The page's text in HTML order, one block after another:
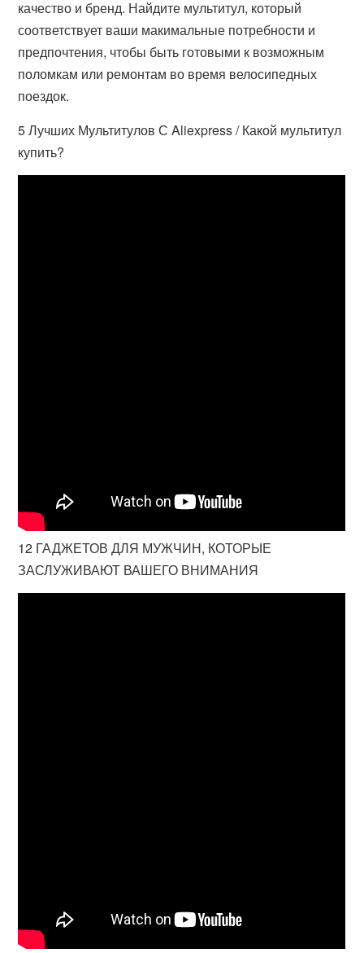
качество и бренд. Найдите мультитул, который
соответствует ваши макимальные потребности и
предпочтения, чтобы быть готовыми к возможным
поломкам или ремонтам во время велосипедных
поездок.
5 Лучших Мультитулов С Aliexpress / Какой мультитул
купить?
12 ГАДЖЕТОВ ДЛЯ МУЖЧИН, КОТОРЫЕ
ЗАСЛУЖИВАЮТ ВАШЕГО ВНИМАНИЯ